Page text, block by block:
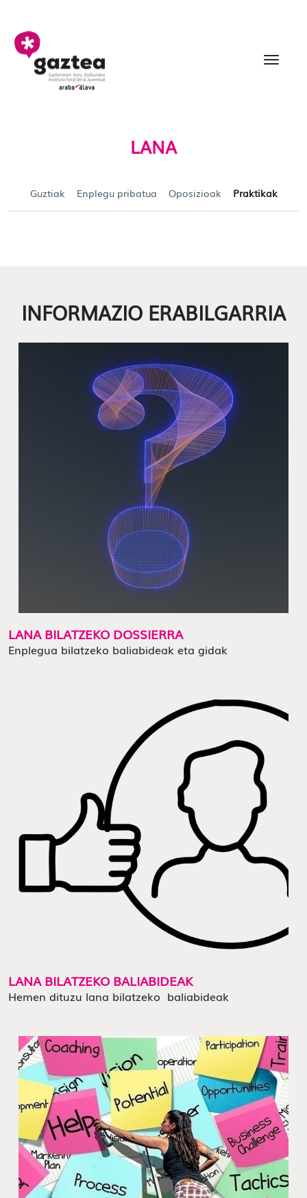
Eduki nagusira joan
LANA
Guztiak Enplegu pribatua Oposizioak Praktikak
INFORMAZIO ERABILGARRIA
LANA BILATZEKO DOSSIERRA
Enplegua bilatzeko baliabideak eta gidak
LANA BILATZEKO BALIABIDEAK
Hemen dituzu lana bilatzeko baliabideak